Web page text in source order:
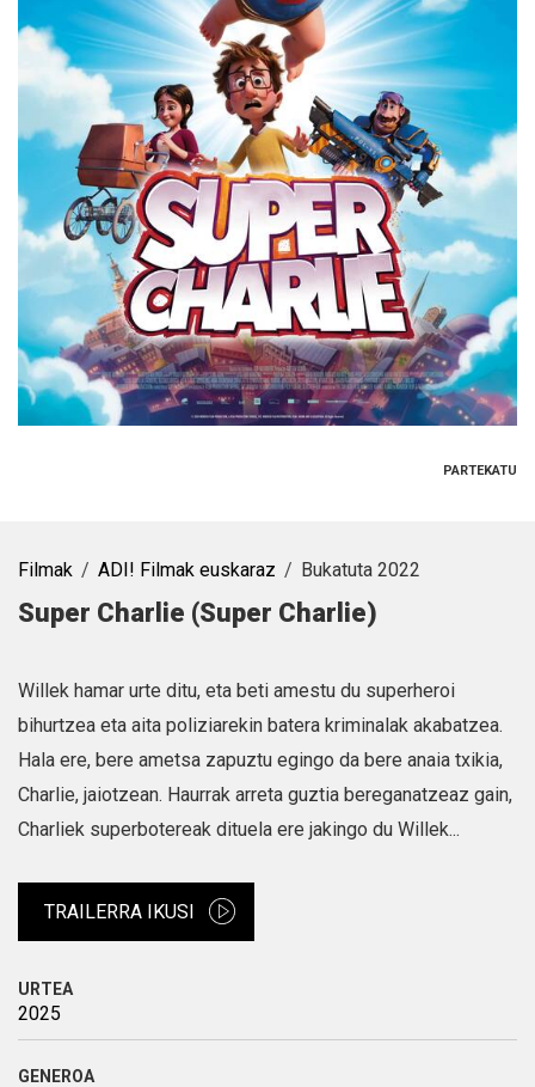
PARTEKATU
Filmak ADI! Filmak euskaraz Bukatuta 2022
Super Charlie (Super Charlie)
Willek hamar urte ditu, eta beti amestu du superheroi
bihurtzea eta aita poliziarekin batera kriminalak akabatzea.
Hala ere, bere ametsa zapuztu egingo da bere anaia txikia,
Charlie, jaiotzean. Haurrak arreta guztia bereganatzeaz gain,
Charliek superbotereak dituela ere jakingo du Willek...
TRAILERRA IKUSI
URTEA
2025
GENEROA